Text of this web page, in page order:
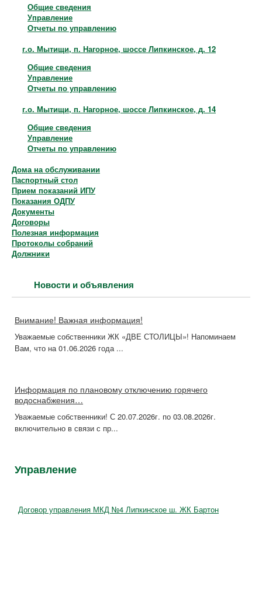
Общие сведения
Управление
Отчеты по управлению
г.о. Мытищи, п. Нагорное, шоссе Липкинское, д. 12
Общие сведения
Управление
Отчеты по управлению
г.о. Мытищи, п. Нагорное, шоссе Липкинское, д. 14
Общие сведения
Управление
Отчеты по управлению
Дома на обслуживании
Паспортный стол
Прием показаний ИПУ
Показания ОДПУ
Документы
Договоры
Полезная информация
Протоколы собраний
Должники
Новости и объявления
Внимание! Важная информация!
Уважаемые собственники ЖК «ДВЕ СТОЛИЦЫ»! Напоминаем
Вам, что на 01.06.2026 года ...
Информация по плановому отключению горячего
водоснабжения…
Уважаемые собственники! С 20.07.2026г. по 03.08.2026г.
включительно в связи с пр...
Управление
Договор управления МКД №4 Липкинское ш. ЖК Бартон